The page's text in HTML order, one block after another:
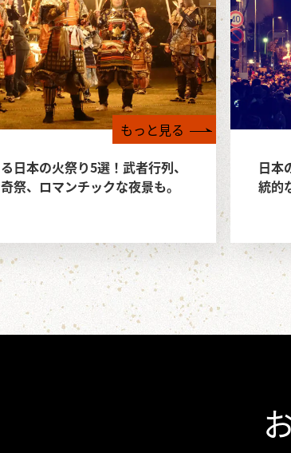
日本の火祭り5選！武者行列、
祭、ロマンチックな夜景も。
もっと見る
日本
統的